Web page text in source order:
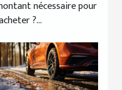
nécessaire pour
?...